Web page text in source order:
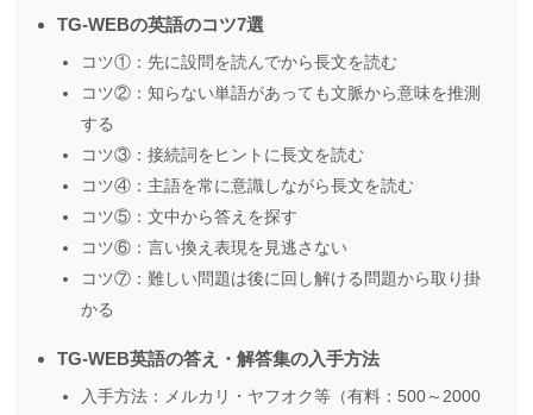
TG-WEBの英語のコツ7選
コツ①：先に設問を読んでから長文を読む
コツ②：知らない単語があっても文脈から意味を推測
する
コツ③：接続詞をヒントに長文を読む
コツ④：主語を常に意識しながら長文を読む
コツ⑤：文中から答えを探す
コツ⑥：言い換え表現を見逃さない
コツ⑦：難しい問題は後に回し解ける問題から取り掛
かる
TG-WEB英語の答え・解答集の入手方法
入手方法：メルカリ・ヤフオク等（有料：500～2000